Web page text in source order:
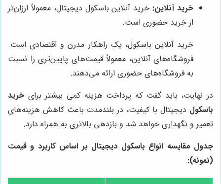
خرید آنلاین: خرید آنلاین باسکول دیجیتال، معمولاً ارزان‌تر
از خرید حضوری است.
خرید آنلاین باسکول، یک راهکار مدرن و اقتصادی است.
فروشگاه‌های آنلاین، معمولاً قیمت‌های پایین‌تری را نسبت
به فروشگاه‌های حضوری ارائه می‌دهند.
در نهایت، باید گفت که پرداخت هزینه کمی بیشتر برای خرید
باسکول دیجیتال با کیفیت، در بلندمدت باعث کاهش هزینه‌های
تعمیر و نگهداری خواهد شد و بازدهی بالاتری به همراه دارد.
جدول مقایسه انواع باسکول دیجیتال بر اساس کاربرد و قیمت
(نمونه):